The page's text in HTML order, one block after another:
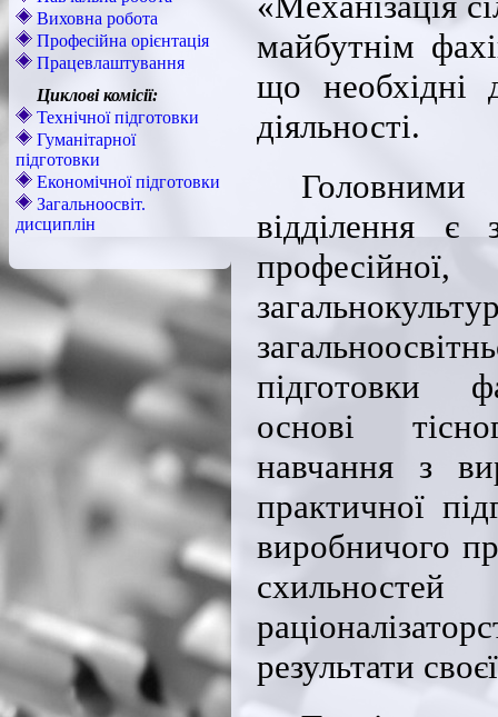
Виховна робота
Професійна орієнтація
Працевлаштування
Циклові комісії:
Технічної підготовки
Гуманітарної
підготовки
Економічної підготовки
Загальноосвіт.
дисциплін
майбутнім
що необхідні
діяльності.
Головними
відділення є
професійної,
підготовки
основі
навчання з
практичної
виробничого
результати